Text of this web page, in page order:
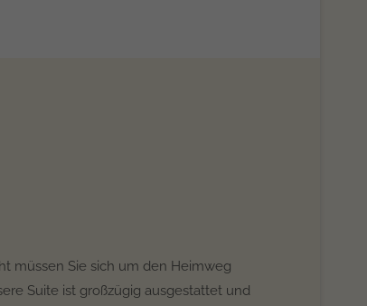
müssen Sie sich um den Heimweg
Suite ist großzügig ausgestattet und